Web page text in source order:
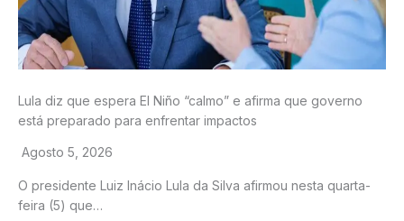
Lula diz que espera El Niño “calmo” e afirma que governo
está preparado para enfrentar impactos
Agosto 5, 2026
O presidente Luiz Inácio Lula da Silva afirmou nesta quarta-
feira (5) que…